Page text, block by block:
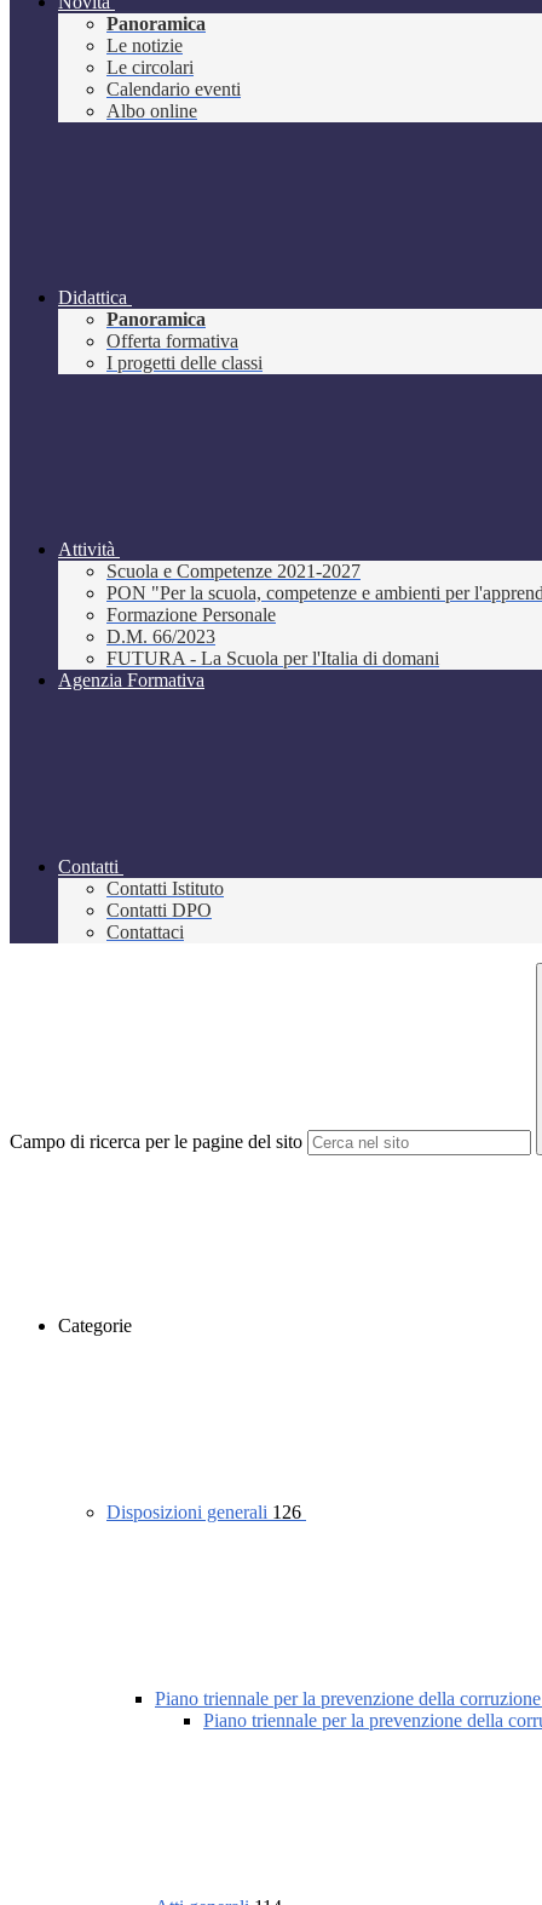
Panoramica
Le notizie
Le circolari
Calendario eventi
Albo online
Didattica
Panoramica
Offerta formativa
I progetti delle classi
Attività
Scuola e Competenze 2021-2027
PON "Per la scuola, competenze e ambienti per
Formazione Personale
D.M. 66/2023
FUTURA - La Scuola per l'Italia di domani
Agenzia Formativa
Contatti
Contatti Istituto
Contatti DPO
Contattaci
Campo di ricerca per le pagine del sito
Categorie
Disposizioni generali 126
Piano triennale per la prevenzione della
Piano triennale per la prevenzione della